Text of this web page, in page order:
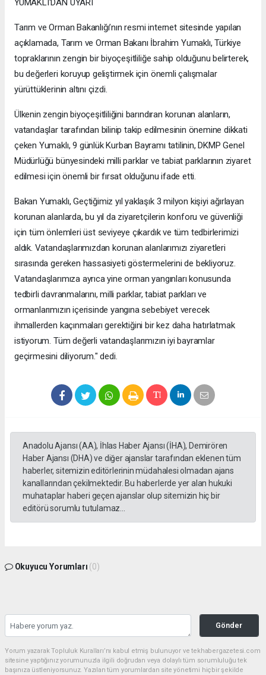
YUMAKLI'DAN UYARI
Tarım ve Orman Bakanlığı’nın resmi internet sitesinde yapılan
açıklamada, Tarım ve Orman Bakanı İbrahim Yumaklı, Türkiye
topraklarının zengin bir biyoçeşitliliğe sahip olduğunu belirterek,
bu değerleri koruyup geliştirmek için önemli çalışmalar
yürüttüklerinin altını çizdi.
Ülkenin zengin biyoçeşitliliğini barındıran korunan alanların,
vatandaşlar tarafından bilinip takip edilmesinin önemine dikkati
çeken Yumaklı, 9 günlük Kurban Bayramı tatilinin, DKMP Genel
Müdürlüğü bünyesindeki milli parklar ve tabiat parklarının ziyaret
edilmesi için önemli bir fırsat olduğunu ifade etti.
Bakan Yumaklı, Geçtiğimiz yıl yaklaşık 3 milyon kişiyi ağırlayan
korunan alanlarda, bu yıl da ziyaretçilerin konforu ve güvenliği
için tüm önlemleri üst seviyeye çıkardık ve tüm tedbirlerimizi
aldık. Vatandaşlarımızdan korunan alanlarımızı ziyaretleri
sırasında gereken hassasiyeti göstermelerini de bekliyoruz.
Vatandaşlarımıza ayrıca yine orman yangınları konusunda
tedbirli davranmalarını, milli parklar, tabiat parkları ve
ormanlarımızın içerisinde yangına sebebiyet verecek
ihmallerden kaçınmaları gerektiğini bir kez daha hatırlatmak
istiyorum. Tüm değerli vatandaşlarımızın iyi bayramlar
geçirmesini diliyorum." dedi.
Anadolu Ajansı (AA), İhlas Haber Ajansı (İHA), Demirören
Haber Ajansı (DHA) ve diğer ajanslar tarafından eklenen tüm
haberler, sitemizin editörlerinin müdahalesi olmadan ajans
kanallarından çekilmektedir. Bu haberlerde yer alan hukuki
muhataplar haberi geçen ajanslar olup sitemizin hiç bir
editörü sorumlu tutulamaz...
Okuyucu Yorumları (0)
Gönder
Yorum yazarak Topluluk Kuralları’nı kabul etmiş bulunuyor ve tekhabergazetesi.com
sitesine yaptığınız yorumunuzla ilgili doğrudan veya dolaylı tüm sorumluluğu tek
başınıza üstleniyorsunuz. Yazılan tüm yorumlardan site yönetimi hiçbir şekilde